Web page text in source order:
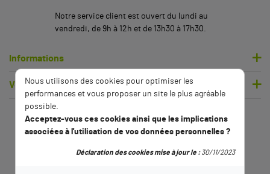
Notre service client est ouvert du lundi au
vendredi, de 9h à 12h et de 13h30 à 17h30.
Informations
Votre compte
Nous utilisons des cookies pour optimiser les
performances et vous proposer un site le plus agréable
possible.
Acceptez-vous ces cookies ainsi que les implications
associées à l'utilisation de vos données personnelles ?
Déclaration des cookies mise à jour le :30/11/2023